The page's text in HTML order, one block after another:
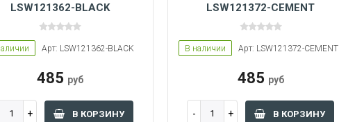
LSW121362-BLACK
Арт: LSW121362-BLACK
485 руб
В КОРЗИНУ
LSW121372-CEMENT
В наличии Арт: LSW121372-CEMENT
485 руб
В КОРЗИНУ
S S M